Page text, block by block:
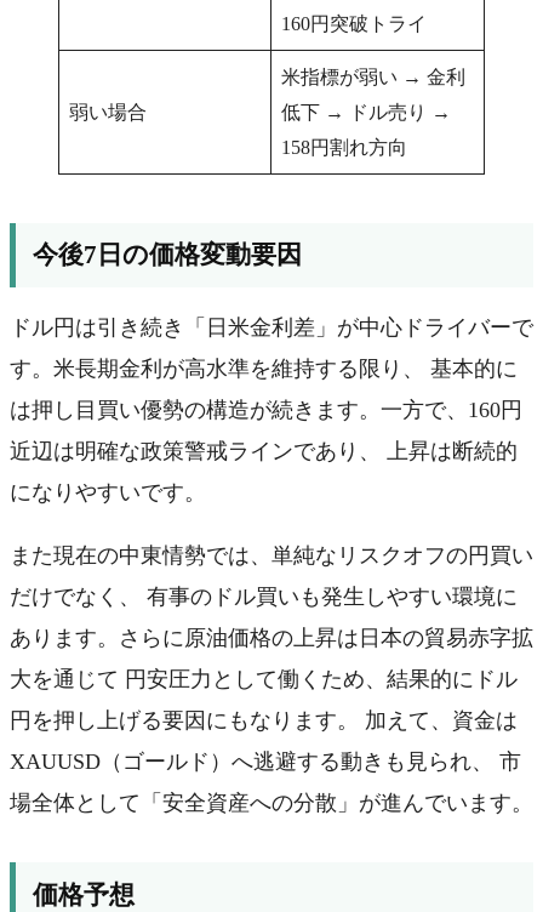
160円突破トライ
弱い場合
米指標が弱い → 金利
低下 → ドル売り →
158円割れ方向
今後7日の価格変動要因
ドル円は引き続き「日米金利差」が中心ドライバーで
す。米長期金利が高水準を維持する限り、 基本的に
は押し目買い優勢の構造が続きます。一方で、160円
近辺は明確な政策警戒ラインであり、 上昇は断続的
になりやすいです。
また現在の中東情勢では、単純なリスクオフの円買い
だけでなく、 有事のドル買いも発生しやすい環境に
あります。さらに原油価格の上昇は日本の貿易赤字拡
大を通じて 円安圧力として働くため、結果的にドル
円を押し上げる要因にもなります。 加えて、資金は
XAUUSD（ゴールド）へ逃避する動きも見られ、 市
場全体として「安全資産への分散」が進んでいます。
価格予想